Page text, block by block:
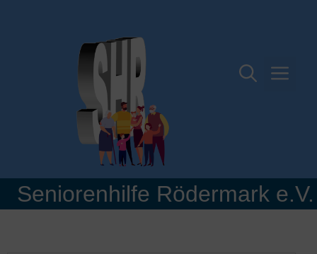
Seniorenhilfe Rödermark e.V.